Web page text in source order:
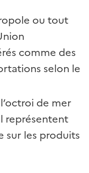
ou tout
comme des
selon le
de mer
représentent
sur les produits